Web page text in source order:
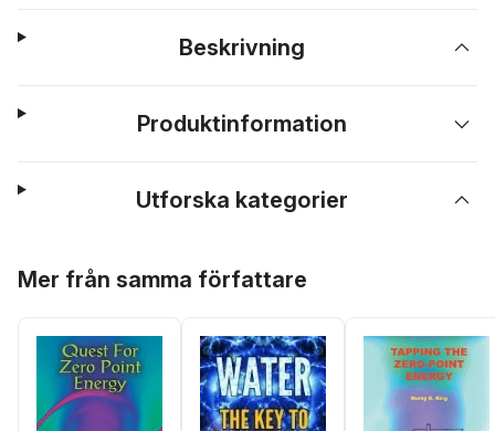
Beskrivning
Produktinformation
Utforska kategorier
Mer från samma författare